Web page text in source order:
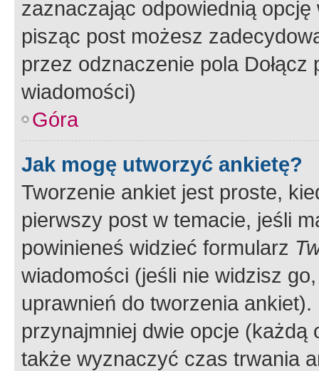
zaznaczając odpowiednią
pisząc post możesz
przez odznaczenie pola
wiadomości)
Góra
Jak mogę utworzyć ankietę?
Tworzenie ankiet jest proste,
pierwszy post w temacie, jeśli
powinieneś widzieć formularz
wiadomości (jeśli nie widzisz
uprawnień do tworzenia
przynajmniej dwie opcje
także wyznaczyć czas trwania